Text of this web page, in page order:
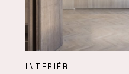
INTERIÉR